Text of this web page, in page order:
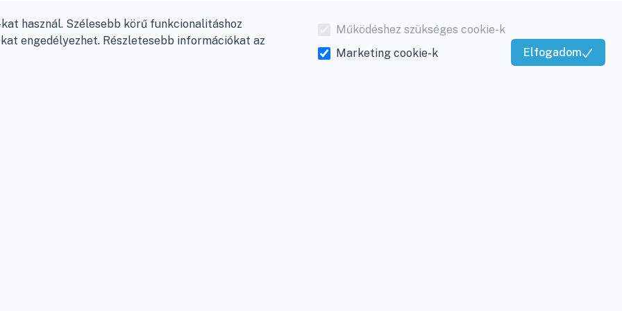
Fizetés
használ. Szélesebb körű funkcionalitáshoz
engedélyezhet. Részletesebb információkat az
Működéshez szükséges cookie-k
Marketing cookie-k
Elfogadom